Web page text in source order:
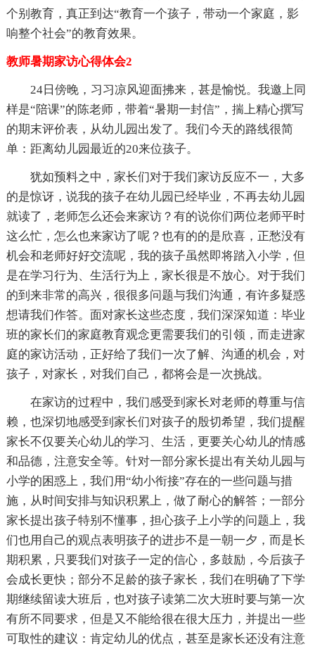
个别教育，真正到达“教育一个孩子，带动一个家庭，影
响整个社会”的教育效果。
教师暑期家访心得体会2
24日傍晚，习习凉风迎面拂来，甚是愉悦。我邀上同
样是“陪课”的陈老师，带着“暑期一封信”，揣上精心撰写
的期末评价表，从幼儿园出发了。我们今天的路线很简
单：距离幼儿园最近的20来位孩子。
犹如预料之中，家长们对于我们家访反应不一，大多
的是惊讶，说我的孩子在幼儿园已经毕业，不再去幼儿园
就读了，老师怎么还会来家访？有的说你们两位老师平时
这么忙，怎么也来家访了呢？也有的的是欣喜，正愁没有
机会和老师好好交流呢，我的孩子虽然即将踏入小学，但
是在学习行为、生活行为上，家长很是不放心。对于我们
的到来非常的高兴，很很多问题与我们沟通，有许多疑惑
想请我们作答。面对家长这些态度，我们深深知道：毕业
班的家长们的家庭教育观念更需要我们的引领，而走进家
庭的家访活动，正好给了我们一次了解、沟通的机会，对
孩子，对家长，对我们自己，都将会是一次挑战。
在家访的过程中，我们感受到家长对老师的尊重与信
赖，也深切地感受到家长们对孩子的殷切希望，我们提醒
家长不仅要关心幼儿的学习、生活，更要关心幼儿的情感
和品德，注意安全等。针对一部分家长提出有关幼儿园与
小学的困惑上，我们用“幼小衔接”存在的一些问题与措
施，从时间安排与知识积累上，做了耐心的解答；一部分
家长提出孩子特别不懂事，担心孩子上小学的问题上，我
们也用自己的观点表明孩子的进步不是一朝一夕，而是长
期积累，只要我们对孩子一定的信心，多鼓励，今后孩子
会成长更快；部分不足龄的孩子家长，我们在明确了下学
期继续留读大班后，也对孩子读第二次大班时要与第一次
有所不同要求，但是又不能给很在很大压力，并提出一些
可取性的建议：肯定幼儿的优点，甚至是家长还没有注意